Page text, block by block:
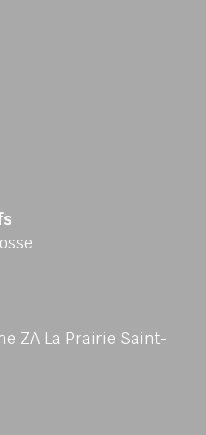
ZA La Prairie Saint-